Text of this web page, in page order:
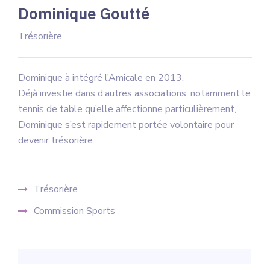
Dominique Goutté
Trésorière
Dominique à intégré l’Amicale en 2013.
Déjà investie dans d’autres associations, notamment le
tennis de table qu’elle affectionne particulièrement,
Dominique s’est rapidement portée volontaire pour
devenir trésorière.
Trésorière
Commission Sports